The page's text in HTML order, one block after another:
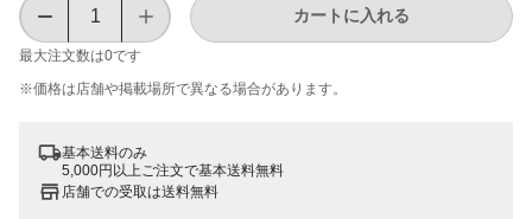
最大注文数は0です
カートに入れる
※価格は​店舗や​掲載場所で​異なる​場合が​あります。
基本送料のみ
5,000円以上ご注文で基本送料無料
店舗での受取は送料無料